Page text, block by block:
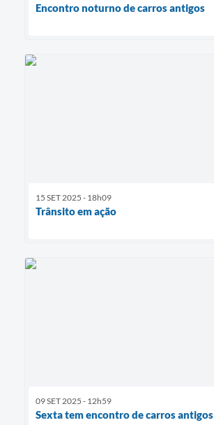
Encontro noturno de carros antigos
15 SET 2025 - 18h09
Trânsito em ação
09 SET 2025 - 12h59
Sexta tem encontro de carros antigos